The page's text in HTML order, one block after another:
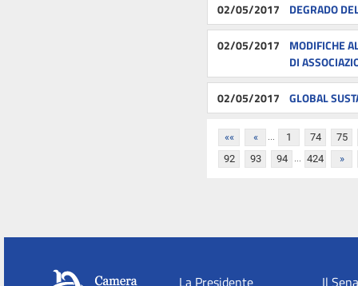
02/05/2017 DEGRADO
02/05/2017
MODIFICHE
DI
02/05/2017 GLOBAL
«« « 1
... 74
75
92
93 94 ... 424 »
La Presidente Il